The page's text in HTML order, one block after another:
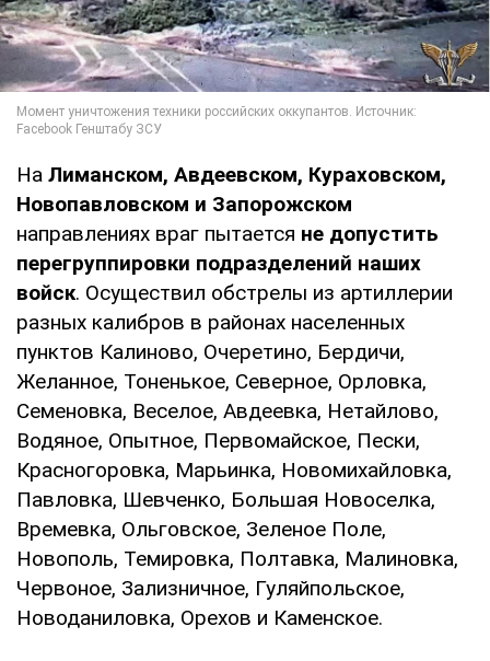
На Лиманском, Авдеевском, Кураховском,
Новопавловском и Запорожском
направлениях враг пытается не допустить
перегруппировки подразделений наших
войск. Осуществил обстрелы из артиллерии
разных калибров в районах населенных
пунктов Калиново, Очеретино, Бердичи,
Желанное, Тоненькое, Северное, Орловка,
Семеновка, Веселое, Авдеевка, Нетайлово,
Водяное, Опытное, Первомайское, Пески,
Красногоровка, Марьинка, Новомихайловка,
Павловка, Шевченко, Большая Новоселка,
Времевка, Ольговское, Зеленое Поле,
Новополь, Темировка, Полтавка, Малиновка,
Червоное, Зализничное, Гуляйпольское,
Новоданиловка, Орехов и Каменское.